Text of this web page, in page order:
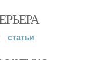
статьи